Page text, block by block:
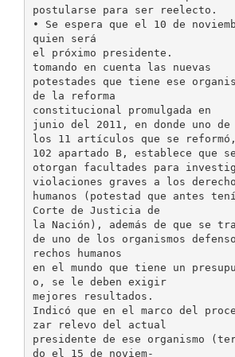
postularse para ser reelecto.
• Se espera que el 10 de
quien será
el próximo presidente.
tomando en cuenta las nuevas
potestades que tiene ese
de la reforma
constitucional promulgada en
junio del 2011, en donde uno de
los 11 artículos que se
102 apartado B, establece que
otorgan facultades para
violaciones graves a los
humanos (potestad que antes
Corte de Justicia de
la Nación), además de que se
de uno de los organismos
rechos humanos
en el mundo que tiene un
o, se le deben exigir
mejores resultados.
Indicó que en el marco del
zar relevo del actual
presidente de ese organismo
do el 15 de noviem-